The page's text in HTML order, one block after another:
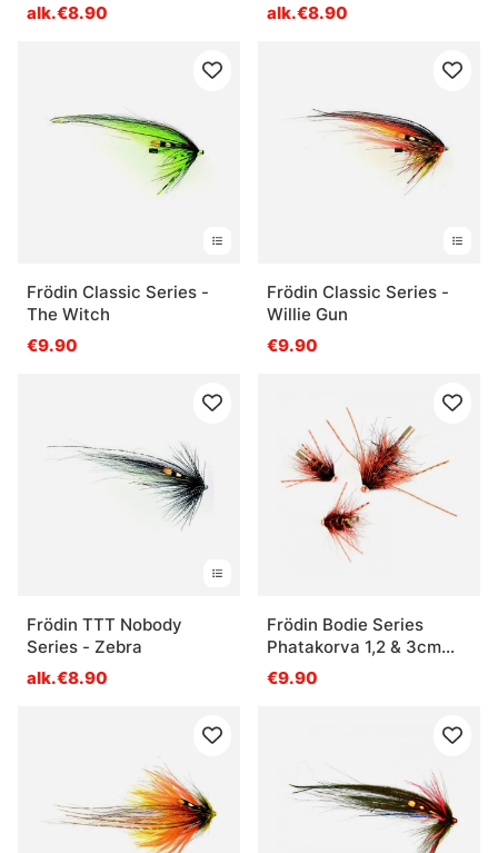
alk.€8.90
alk.€8.90
Frödin Classic Series -
The Witch
€9.90
Frödin Classic Series -
Willie Gun
€9.90
Frödin TTT Nobody
Series - Zebra
alk.€8.90
Frödin Bodie Series
Phatakorva 1,2 & 3cm
(3pcs)
€9.90